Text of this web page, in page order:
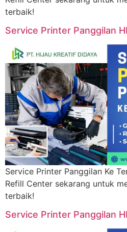
terbaik!
Service Printer Panggilan
Service Printer Panggilan Ke
Refill Center sekarang untuk
terbaik!
Service Printer Panggilan